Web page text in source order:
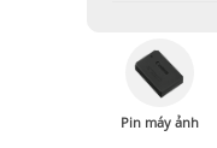
Pin máy ảnh